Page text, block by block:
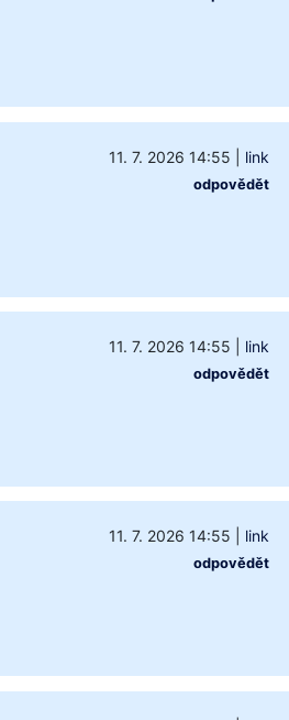
11. 7. 2026 14:55 link
odpovědět
11. 7. 2026 14:55 link
odpovědět
11. 7. 2026 14:55 link
odpovědět